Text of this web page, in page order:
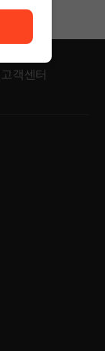
고객센터